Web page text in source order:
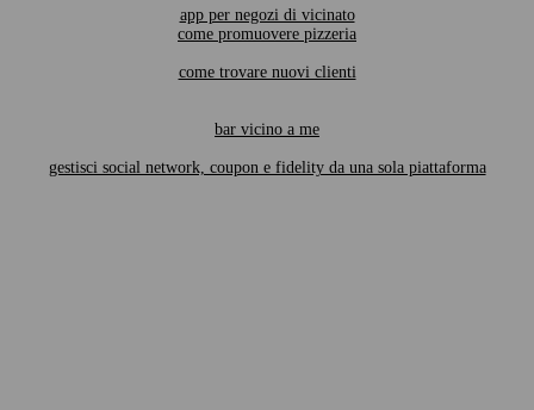
app per negozi di vicinato
come promuovere pizzeria
come trovare nuovi clienti
bar vicino a me
gestisci social network, coupon e fidelity da una sola piattaforma